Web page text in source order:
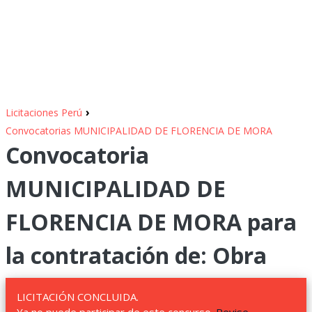
Licitaciones Perú ›
Convocatorias MUNICIPALIDAD DE FLORENCIA DE MORA
Convocatoria
MUNICIPALIDAD DE
FLORENCIA DE MORA para
la contratación de: Obra
LICITACIÓN CONCLUIDA.